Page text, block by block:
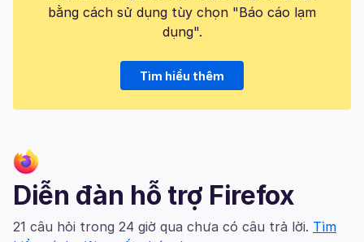
bằng cách sử dụng tùy chọn "Báo cáo lạm
dụng".
Tìm hiểu thêm
Diễn đàn hỗ trợ Firefox
21 câu hỏi trong 24 giờ qua chưa có câu trả lời. Tìm